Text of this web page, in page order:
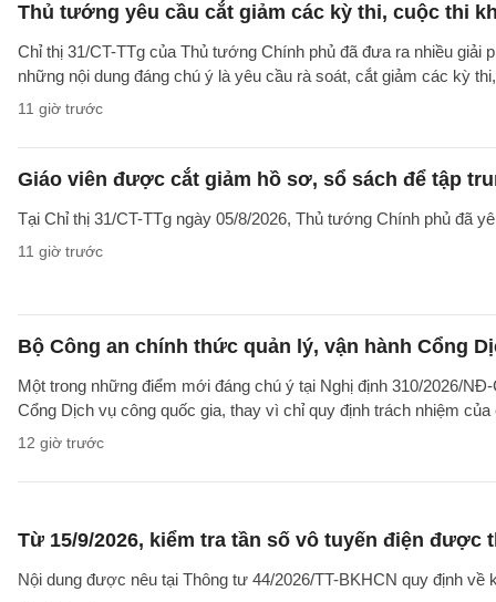
Thủ tướng yêu cầu cắt giảm các kỳ thi, cuộc thi
Chỉ thị 31/CT-TTg của Thủ tướng Chính phủ đã đưa ra nhiều giải
những nội dung đáng chú ý là yêu cầu rà soát, cắt giảm các kỳ
11 giờ trước
Giáo viên được cắt giảm hồ sơ, sổ sách để tập
Tại Chỉ thị 31/CT-TTg ngày 05/8/2026, Thủ tướng Chính phủ đã
11 giờ trước
Bộ Công an chính thức quản lý, vận hành Cổng
Một trong những điểm mới đáng chú ý tại Nghị định 310/2026/
Cổng Dịch vụ công quốc gia, thay vì chỉ quy định trách nhiệm
12 giờ trước
Từ 15/9/2026, kiểm tra tần số vô tuyến điện được
Nội dung được nêu tại Thông tư 44/2026/TT-BKHCN quy định